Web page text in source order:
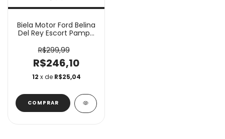
Biela Motor Ford Belina
Del Rey Escort Pampa
Gol Logus Parati
Passat Saveiro
Santana Voyage AP 1.6
1.8 2.0
R$299,99
R$246,10
12 x de R$25,04